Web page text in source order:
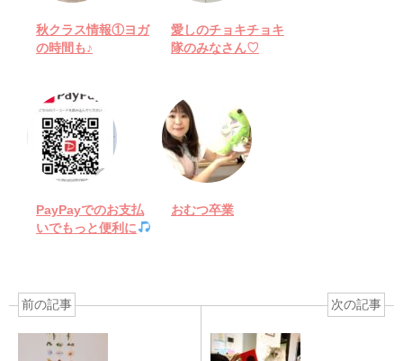
秋クラス情報①ヨガ
の時間も♪
愛しのチョキチョキ
隊のみなさん♡
PayPayでのお支払
いでもっと便利に
おむつ卒業
前の記事 次の記事